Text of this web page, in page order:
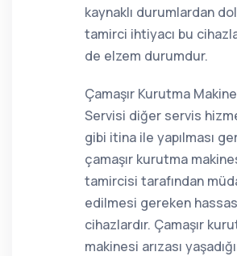
kaynaklı durumlardan
tamirci ihtiyacı bu
de elzem durumdur.
Çamaşır Kurutma
Servisi diğer servis
gibi itina ile yapılması
çamaşır kurutma
tamircisi tarafından
edilmesi gereken hassas
cihazlardır. Çamaşır
makinesi arızası